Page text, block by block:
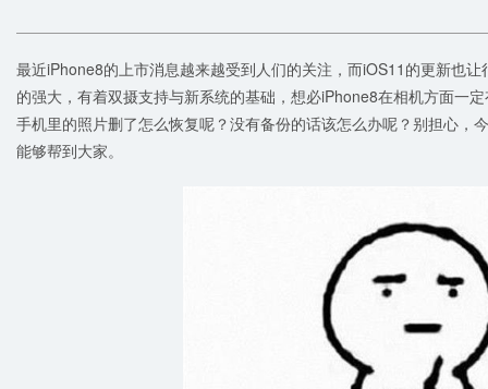
最近iPhone8的上市消息越来越受到人们的关注，而iOS11的更新也
的强大，有着双摄支持与新系统的基础，想必iPhone8在相机方面一
手机里的照片删了怎么恢复呢？没有备份的话该怎么办呢？别担心，
能够帮到大家。